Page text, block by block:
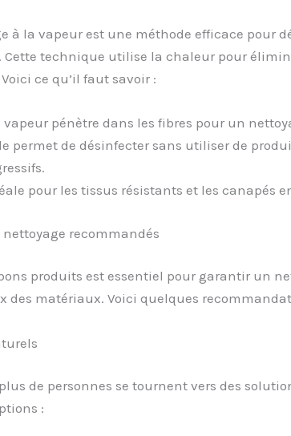
à la vapeur est une méthode efficace pour
Cette technique utilise la chaleur pour
ce qu’il faut savoir :
vapeur pénètre dans les fibres pour un
permet de désinfecter sans utiliser de
pour les tissus résistants et les canapés
recommandés
produits est essentiel pour garantir un
des matériaux. Voici quelques
de personnes se tournent vers des
: